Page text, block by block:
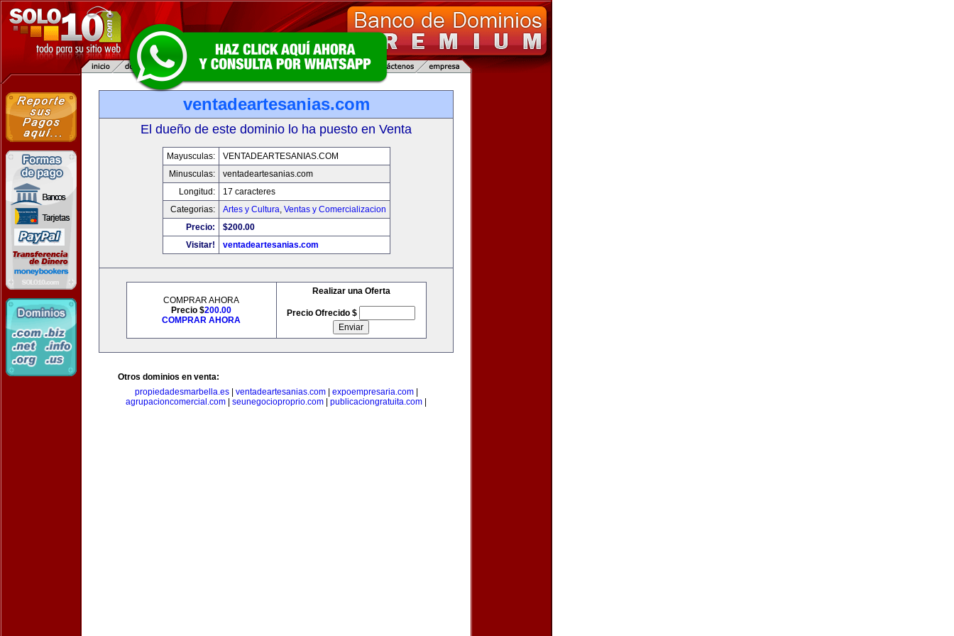
ventadeartesanias.com
El dueño de este dominio lo ha puesto en Venta
Mayusculas:
VENTADEARTESANIAS.COM
Minusculas:
ventadeartesanias.com
Longitud:
17 caracteres
Categorias:
Artes y Cultura, Ventas y Comercializacion
Precio:
$200.00
Visitar!
ventadeartesanias.com
COMPRAR AHORA
Precio $200.00
COMPRAR AHORA
Realizar una Oferta
Precio Ofrecido $
Otros dominios en venta:
propiedadesmarbella.es| ventadeartesanias.com| expoempresaria.com|
agrupacioncomercial.com
seunegocioproprio.com publicaciongratuita.com